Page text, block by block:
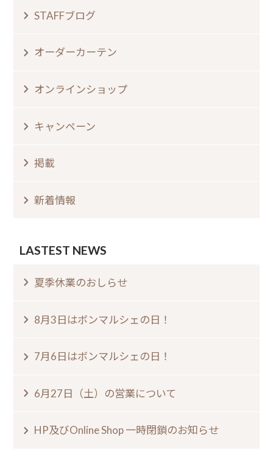
STAFFブログ
オーダーカーテン
オンラインショップ
キャンペーン
掲載
新着情報
LASTEST NEWS
夏季休業のおしらせ⁠
8月3日はボンマルシェの日⁠！⁠ ⁠
7月6日はボンマルシェの日⁠！⁠
6月27日（土）の営業について
HP及びOnline Shop 一時閉鎖のお知らせ